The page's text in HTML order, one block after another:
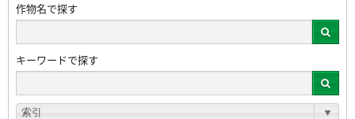
作物名で探す
キーワードで探す